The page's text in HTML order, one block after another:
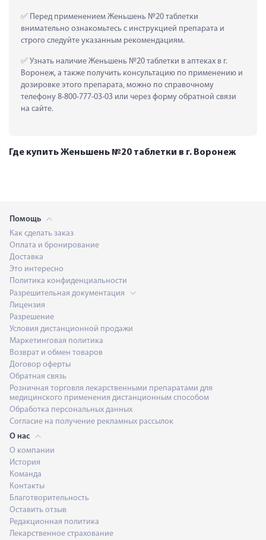
Перед применением Женьшень №20 таблетки
внимательно ознакомьтесь с инструкцией препарата и
строго следуйте указанным рекомендациям.
Узнать наличие Женьшень №20 таблетки в аптеках в г.
Воронеж, а также получить консультацию по применению и
дозировке этого препарата, можно по справочному
телефону 8-800-777-03-03 или через форму обратной связи
на сайте.
Где купить Женьшень №20 таблетки в г. Воронеж
Помощь
Как сделать заказ
Оплата и бронирование
Доставка
Это интересно
Политика конфиденциальности
Разрешительная документация
Лицензия
Разрешение
Условия дистанционной продажи
Маркетинговая политика
Возврат и обмен товаров
Договор оферты
Обратная связь
Розничная торговля лекарственными препаратами для
медицинского применения дистанционным способом
Обработка персональных данных
Согласие на получение рекламных рассылок
О нас
О компании
История
Команда
Контакты
Благотворительность
Оставить отзыв
Редакционная политика
Лекарственное страхование